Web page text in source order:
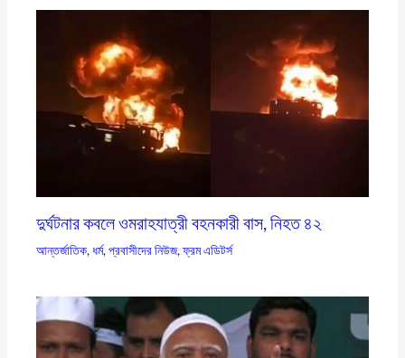
দুর্ঘটনার কবলে ওমরাহযাত্রী বহনকারী বাস, নিহত ৪২
আন্তর্জাতিক, ধর্ম,প্রবাসীদের নিউজ,ফ্রম এডিটর্স